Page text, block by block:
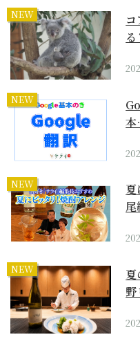
NEW
NEW
NEW
夏
NEW
夏